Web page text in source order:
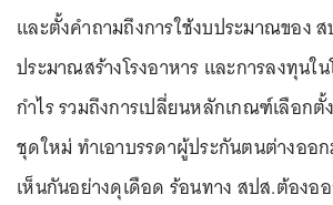
และตั้งคำถามถึงการใช้งบประมาณของ
ประมาณสร้างโรงอาหาร และการลงทุนใ
กำไร รวมถึงการเปลี่ยนหลักเกณฑ์เลือก
ชุดใหม่ ทำเอาบรรดาผู้ประกันตนต่างออ
เห็นกันอย่างดุเดือด ร้อนทาง สปส.ต้องอ